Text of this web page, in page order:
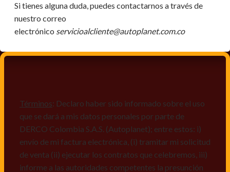
Si tienes alguna duda, puedes contactarnos a través de
nuestro correo
electrónico servicioalcliente@autoplanet.com.co
Términos: Declaro haber sido informado sobre el uso
que se dará a mis datos personales por parte de
DERCO Colombia S.A.S. (Autoplanet); entre estos: i)
envío de mi factura electrónica, (i) tramitar mi solicitud
de venta (ii) ejecutar los contratos que celebremos, iii)
informe a las autoridades competentes la presunción